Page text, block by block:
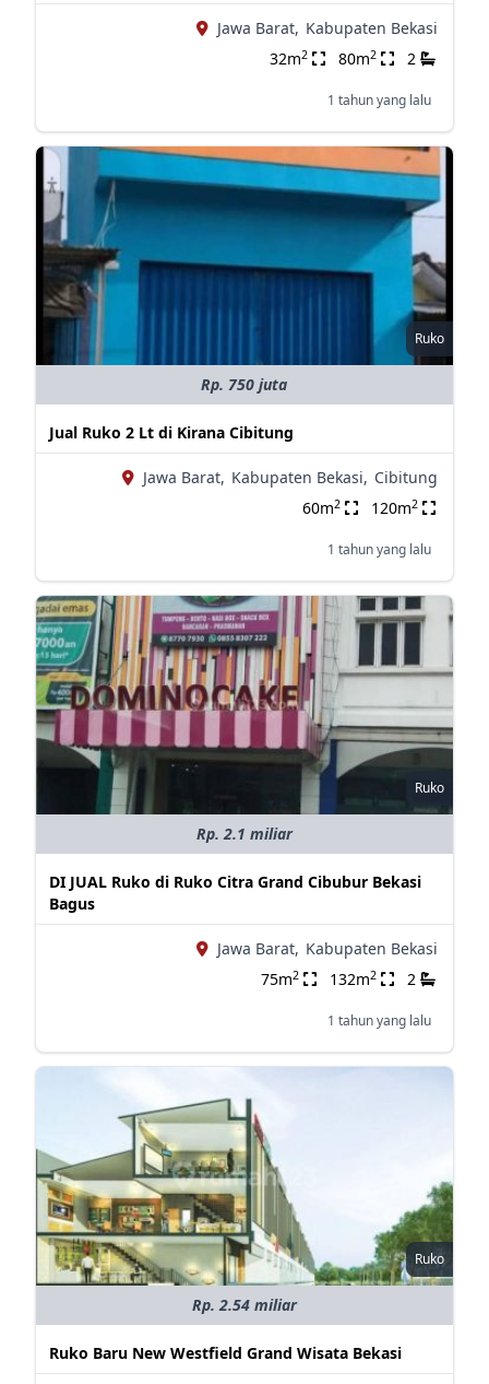
Jawa Barat, Kabupaten Bekasi
32m2 80m2 2
1 tahun yang lalu
Ruko
Rp. 750 juta
Jual Ruko 2 Lt di Kirana Cibitung
Jawa Barat, Kabupaten Bekasi, Cibitung
60m2 120m2
1 tahun yang lalu
Ruko
Rp. 2.1 miliar
DI JUAL Ruko di Ruko Citra Grand Cibubur Bekasi
Bagus
Jawa Barat, Kabupaten Bekasi
75m2 132m2 2
1 tahun yang lalu
Ruko
Rp. 2.54 miliar
Ruko Baru New Westfield Grand Wisata Bekasi